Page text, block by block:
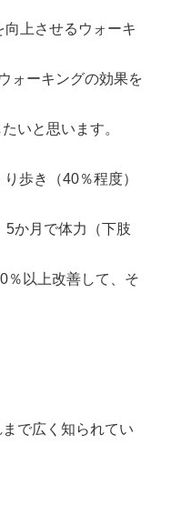
上させるウォーキ
ォーキングの効果を
いと思います。
歩き（40％程度）
5か月で体力（下肢
％以上改善して、そ
で広く知られてい